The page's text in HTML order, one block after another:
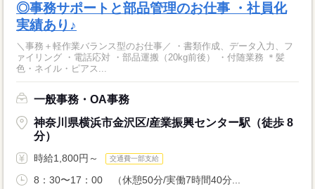
◎事務サポートと部品管理のお仕事 ・社員化
実績あり♪
＼事務＋軽作業バランス型のお仕事／ ・書類作成、データ入力、フ
ァイリング ・電話応対 ・部品運搬（20kg前後） ・付随業務 ＊髪
色・ネイル・ピアス...
一般事務・OA事務
神奈川県横浜市金沢区/産業振興センター駅（徒歩 8
分）
時給1,800円～ 交通費一部支給
8：30〜17：00 （休憩50分/実働7時間40分...